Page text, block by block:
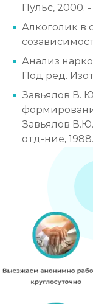
Пульс, 2000. -
Алкоголик в
Анализ
Под ред.
Завьялов В.
Завьялов
отд-ние,